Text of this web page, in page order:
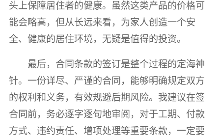
头上保障居住者的健康。虽然这类产品的价格可
能会略高，但从长远来看，为家人创造一个安
全、健康的居住环境，无疑是值得的投资。
最后，合同条款的签订是整个过程的定海神
针。一份详尽、严谨的合同，能够明确规定双方
的权利和义务，有效规避后期风险。我建议在签
合同前，务必逐字逐句地审阅，对于工期、付款
方式、违约责任、增项处理等重要条款，一定要